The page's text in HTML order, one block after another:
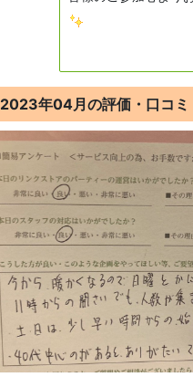
2023年04月の評価・口コミ